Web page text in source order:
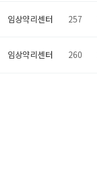
임상약리센터 257
임상약리센터 260